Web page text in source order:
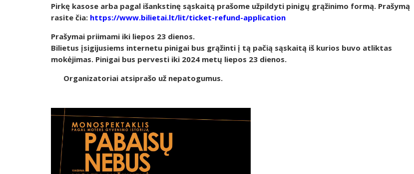
Pirkę kasose arba pagal išankstinę sąskaitą prašome užpildyti pinigų grąžinimo formą. Prašymą
rasite čia: https://www.bilietai.lt/lit/ticket-refund-application
Prašymai priimami iki liepos 23 dienos.
Bilietus įsigijusiems internetu pinigai bus grąžinti į tą pačią sąskaitą iš kurios buvo atliktas
mokėjimas. Pinigai bus pervesti iki 2024 metų liepos 23 dienos.
Organizatoriai atsiprašo už nepatogumus.